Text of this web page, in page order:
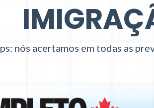
ps: nós acertamos em todas as